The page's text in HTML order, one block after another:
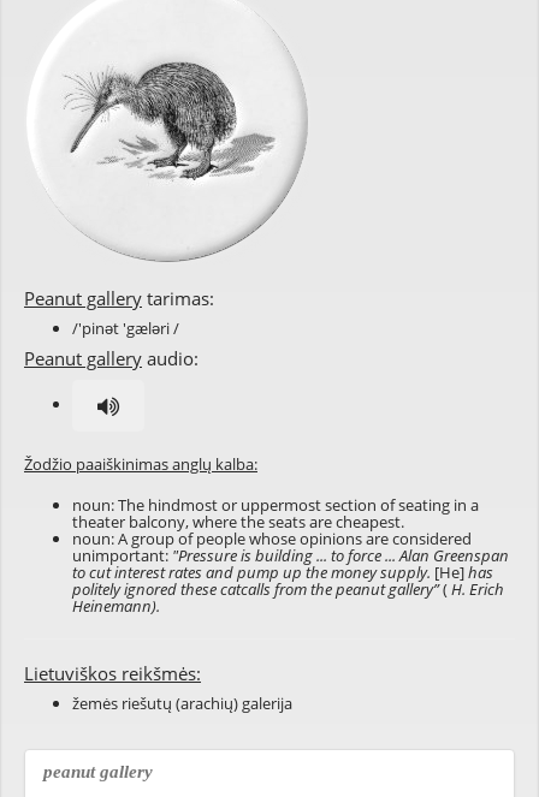
Peanut gallery tarimas:
/'pinət 'gæləri /
Peanut gallery audio:
Žodžio paaiškinimas anglų kalba:
noun: The hindmost or uppermost section of seating in a
theater balcony, where the seats are cheapest.
noun: A group of people whose opinions are considered
unimportant: "Pressure is building ... to force ... Alan Greenspan
to cut interest rates and pump up the money supply. [He]has
politely ignored these catcalls from the peanut gallery”(H. Erich
Heinemann).
Lietuviškos reikšmės:
žemės riešutų (arachių) galerija
peanut gallery